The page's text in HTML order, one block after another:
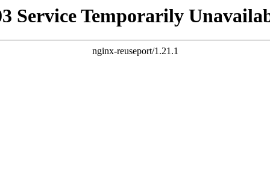
Service Temporarily
nginx-reuseport/1.21.1